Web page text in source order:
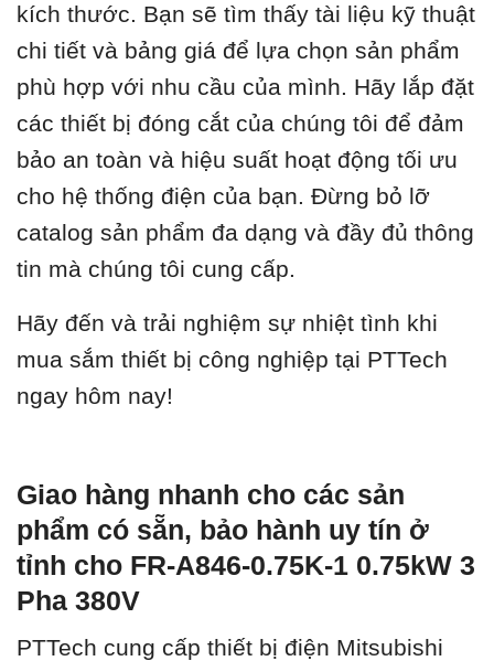
kích thước. Bạn sẽ tìm thấy tài liệu kỹ thuật
chi tiết và bảng giá để lựa chọn sản phẩm
phù hợp với nhu cầu của mình. Hãy lắp đặt
các thiết bị đóng cắt của chúng tôi để đảm
bảo an toàn và hiệu suất hoạt động tối ưu
cho hệ thống điện của bạn. Đừng bỏ lỡ
catalog sản phẩm đa dạng và đầy đủ thông
tin mà chúng tôi cung cấp.
Hãy đến và trải nghiệm sự nhiệt tình khi
mua sắm thiết bị công nghiệp tại PTTech
ngay hôm nay!
Giao hàng nhanh cho các sản
phẩm có sẵn, bảo hành uy tín ở
tỉnh cho FR-A846-0.75K-1 0.75kW 3
Pha 380V
PTTech cung cấp thiết bị điện Mitsubishi